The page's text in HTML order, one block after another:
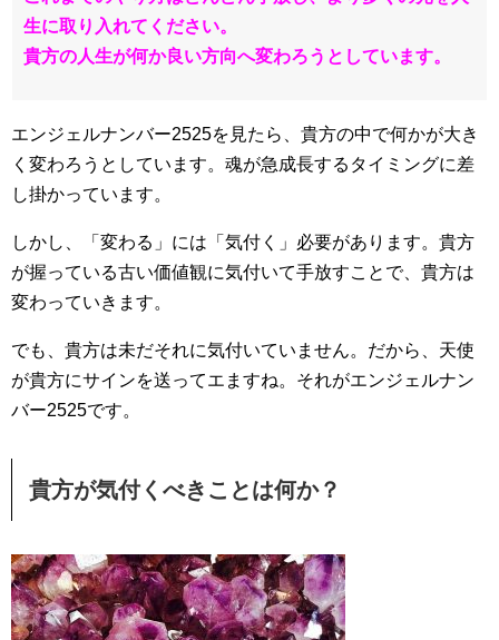
生に取り入れてください。
貴方の人生が何か良い方向へ変わろうとしています。
エンジェルナンバー2525を見たら、貴方の中で何かが大き
く変わろうとしています。魂が急成長するタイミングに差
し掛かっています。
しかし、「変わる」には「気付く」必要があります。貴方
が握っている古い価値観に気付いて手放すことで、貴方は
変わっていきます。
でも、貴方は未だそれに気付いていません。だから、天使
が貴方にサインを送ってエますね。それがエンジェルナン
バー2525です。
貴方が気付くべきことは何か？